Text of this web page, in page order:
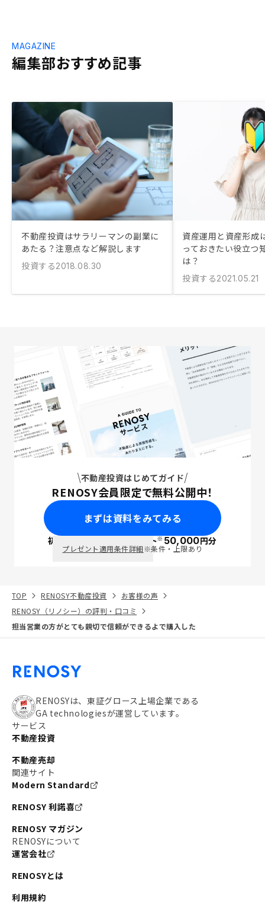
編集部おすすめ記事
MAGAZINE
不動産投資はサラリーマンの副業に
あたる？注意点など解説します
投資する2018.08.30
資産運用と資産形成
っておきたい役立つ
は？
投資する2021.05.21
不動産投資はじめてガイド
RENOSY会員限定で無料公開中！
まずは資料をみてみる
初回面談で ポイント※50,000円分
プレゼント適用条件詳細※条件・上限あり
TOP RENOSY不動産投資
お客様の声
RENOSY（リノシー）の評判・口コミ
担当営業の方がとても親切で信頼ができるよで購入した
RENOSYは、東証グロース上場企業である
GA technologiesが運営しています。
サービス
不動産投資
不動産売却
関連サイト
Modern Standard
RENOSY 利諾喜
RENOSY マガジン
RENOSYについて
運営会社
RENOSYとは
利用規約